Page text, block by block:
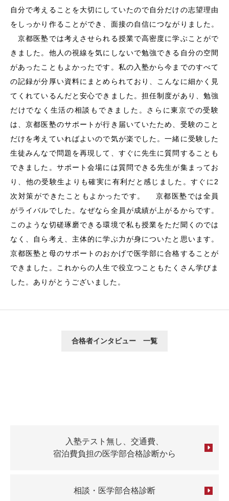
自分で考えることを大切にしていたので自分だけの志望理由
をしっかり作ることができ、面接の自信につながりました。
京都医塾では考えさせられる授業で高密度に学ぶことがで
きました。他人の視線を気にしないで勉強できる自分の空間
があったこともよかったです。私の入塾から今までのすべて
の記録が分厚い資料にまとめられており、こんなに細かく見
てくれているんだと安心できました。担任制度があり、勉強
だけでなく生活の相談もできました。さらに東京での受験
は、京都医塾のサポートが行き届いていたため、受験のこと
だけを考えていればよいので気が楽でした。一緒に受験した
生徒みんなで問題を再現して、すぐに先生に質問することも
できました。サポート会場には質問できる先生が集まってお
り、他の受験生よりも確実に有利だと感じました。すぐに2
次対策ができたこともよかったです。 京都医塾では全員
がライバルでした。なぜなら全員が成績が上がるからです。
このような切磋琢磨できる環境で私も授業をただ聞くのでは
なく、自ら考え、主体的に学ぶ力が身についたと思います。
京都医塾と母のサポートのおかげで医学部に合格することが
できました。これからの人生で役立つこともたくさん学びま
した。ありがとうございました。
合格者インタビュー 一覧
入塾テスト無し、交通費、
宿泊費負担の医学部合格診断から
相談・医学部合格診断